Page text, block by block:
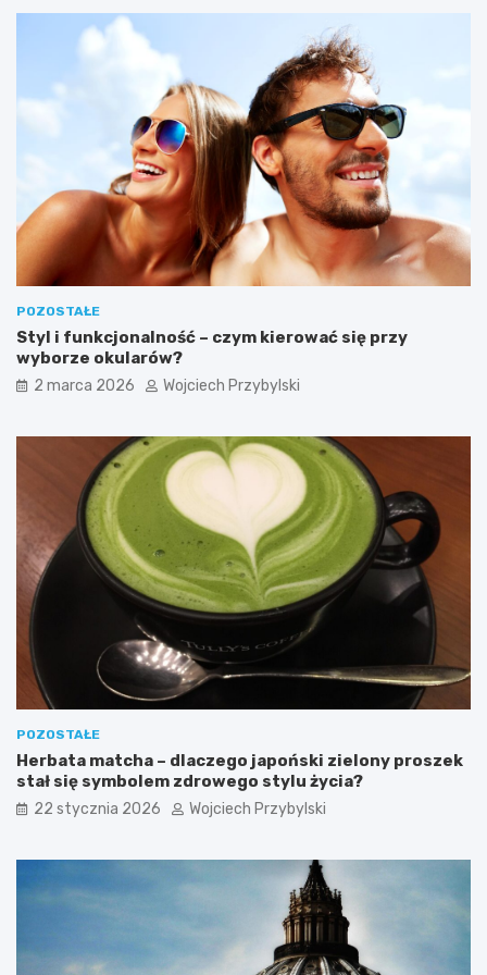
?
z
h
W
k
a
n
o
POZOSTAŁE
Styl i funkcjonalność – czym kierować się przy
wyborze okularów?
2 marca 2026 Wojciech Przybylski
POZOSTAŁE
Herbata matcha – dlaczego japoński zielony proszek
stał się symbolem zdrowego stylu życia?
22 stycznia 2026 Wojciech Przybylski